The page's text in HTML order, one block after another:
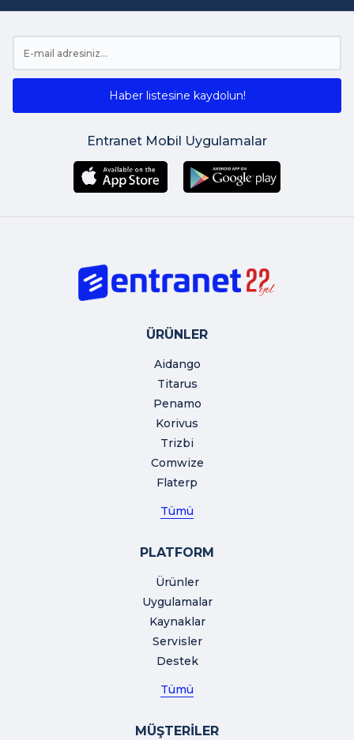
Haber listesine kaydolun!
Entranet Mobil Uygulamalar
ÜRÜNLER
Aidango
Titarus
Penamo
Korivus
Trizbi
Comwize
Flaterp
Tümü
PLATFORM
Ürünler
Uygulamalar
Kaynaklar
Servisler
Destek
Tümü
MÜŞTERİLER